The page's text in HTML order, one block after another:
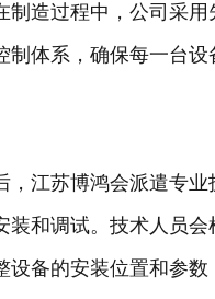
制造过程中，公司采
制体系，确保每一台设
，江苏博鸿会派遣专业
装和调试。技术人员
设备的安装位置和参